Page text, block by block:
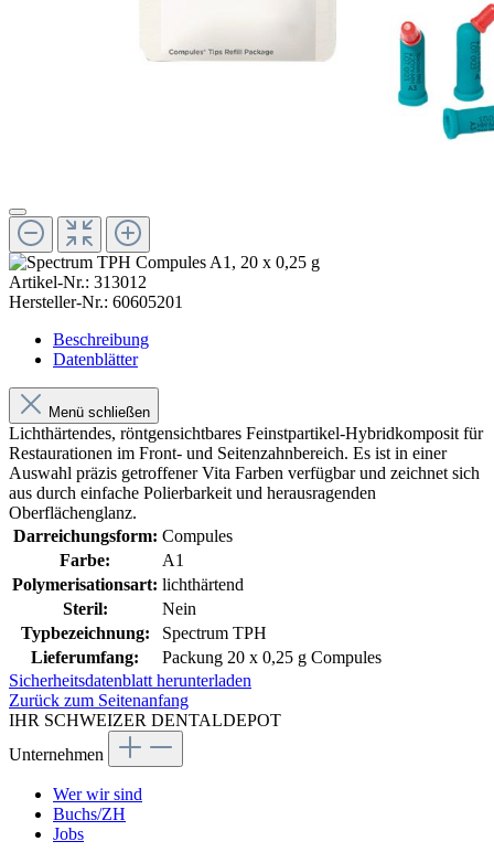
Artikel-Nr.: 313012
Hersteller-Nr.: 60605201
Beschreibung
Datenblätter
Menü schließen
Lichthärtendes, röntgensichtbares Feinstpartikel-Hybridkomposit für
Restaurationen im Front- und Seitenzahnbereich. Es ist in einer
Auswahl präzis getroffener Vita Farben verfügbar und zeichnet sich
aus durch einfache Polierbarkeit und herausragenden
Oberflächenglanz.
Darreichungsform: Compules
Farbe:
A1
Polymerisationsart: lichthärtend
Steril:
Nein
Typbezeichnung:
Spectrum TPH
Lieferumfang:
Packung 20 x 0,25 g Compules
Sicherheitsdatenblatt herunterladen
Zurück zum Seitenanfang
IHR SCHWEIZER DENTALDEPOT
Unternehmen
Wer wir sind
Buchs/ZH
Jobs